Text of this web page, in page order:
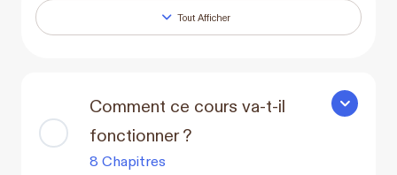
Tout Afficher
Leçons
Comment ce cours va-t-il
fonctionner ?
8 Chapitres
Comment